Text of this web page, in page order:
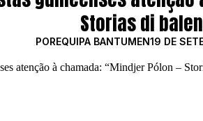
MARKETING
IMPACTO
EMPREENDEDORISMO
COMUNICAÇÃO
Storias di
POREQUIPA BANTUMEN19 DE